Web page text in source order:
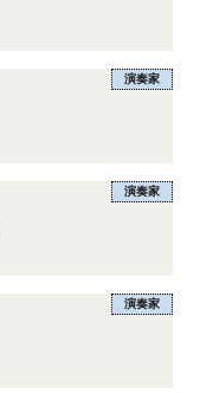
演奏家
演奏家
演奏家